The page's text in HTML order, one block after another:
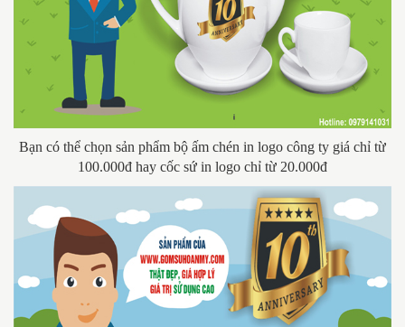
Bạn có thể chọn sản phẩm bộ ấm chén in logo công ty giá chỉ từ
100.000đ hay cốc sứ in logo chỉ từ 20.000đ